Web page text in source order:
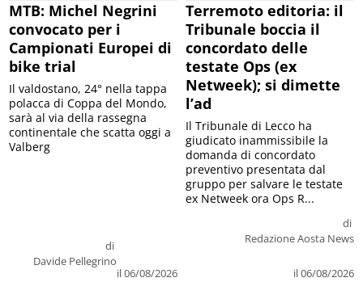
MTB: Michel Negrini
convocato per i
Campionati Europei di
bike trial
di
Davide Pellegrino
il 06/08/2026
Il valdostano, 24° nella tappa
polacca di Coppa del Mondo,
sarà al via della rassegna
continentale che scatta oggi a
Valberg
Terremoto editoria: il
Tribunale boccia il
concordato delle
testate Ops (ex
Netweek); si dimette
l’ad
di
Redazione Aosta News
il 06/08/2026
Il Tribunale di Lecco ha
giudicato inammissibile la
domanda di concordato
preventivo presentata dal
gruppo per salvare le testate
ex Netweek ora Ops R...